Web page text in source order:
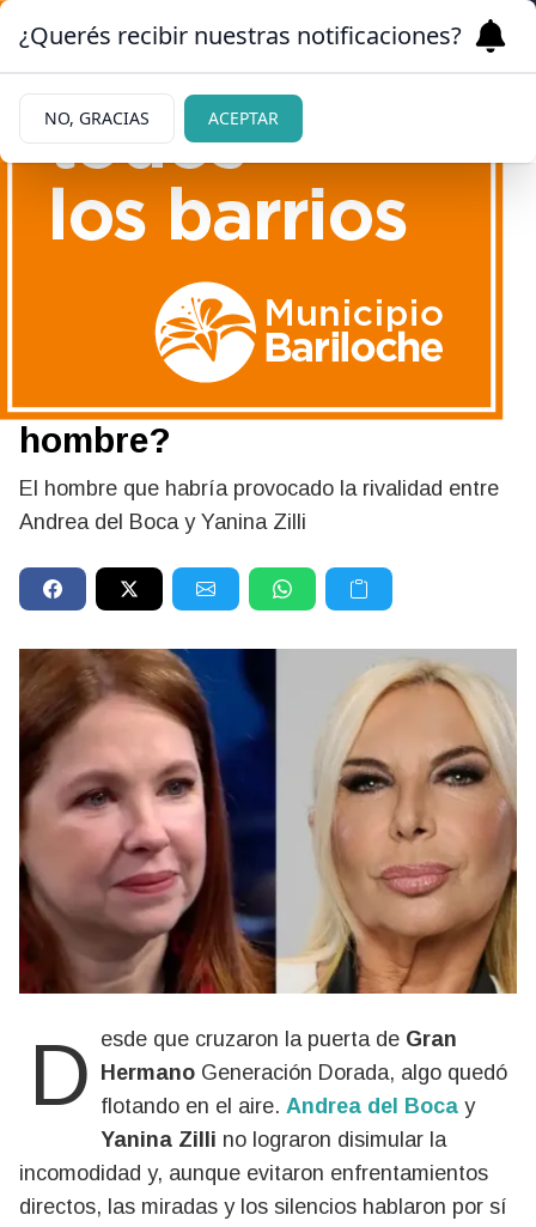
Andrea del Boca y Yanina
Zilli no se soportan en Gran
Hermano: ¿todo por un
hombre?
El hombre que habría provocado la rivalidad entre
Andrea del Boca y Yanina Zilli
Desde que cruzaron la puerta de Gran
Hermano Generación Dorada, algo quedó
flotando en el aire. Andrea del Boca y
Yanina Zilli no lograron disimular la
incomodidad y, aunque evitaron enfrentamientos
directos, las miradas y los silencios hablaron por sí
¿Querés recibir nuestras notificaciones?
NO, GRACIAS ACEPTAR